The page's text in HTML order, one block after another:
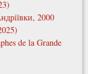
2000
de la Grande